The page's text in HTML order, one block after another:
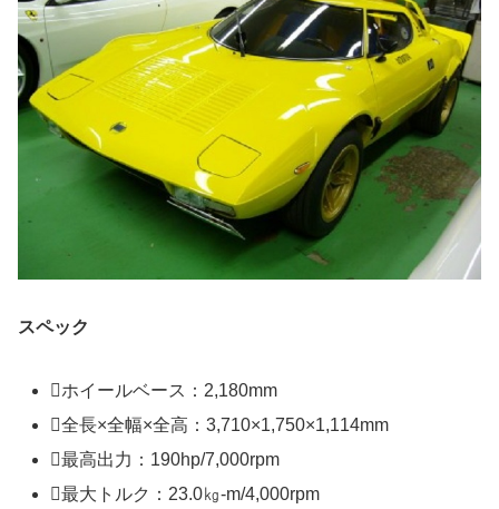
スペック
ホイールベース：2,180mm
全長×全幅×全高：3,710×1,750×1,114mm
最高出力：190hp/7,000rpm
最大トルク：23.0㎏-m/4,000rpm